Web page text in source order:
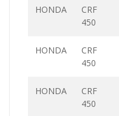
HONDA
CRF
450
HONDA
CRF
450
HONDA
CRF
450